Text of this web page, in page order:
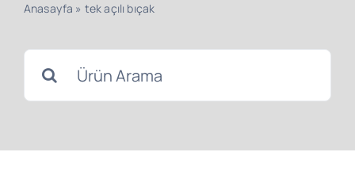
Downloads
Anasayfa » tek açılı bıçak